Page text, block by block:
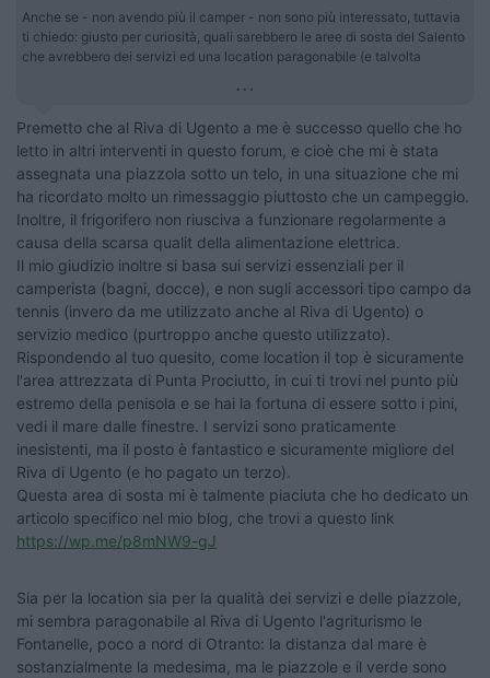
Anche se - non avendo più il camper - non sono più interessato, tuttavia
ti chiedo: giusto per curiosità, quali sarebbero le aree di sosta del Salento
che avrebbero dei servizi ed una location paragonabile (e talvolta
...
Premetto che al Riva di Ugento a me è successo quello che ho
letto in altri interventi in questo forum, e cioè che mi è stata
assegnata una piazzola sotto un telo, in una situazione che mi
ha ricordato molto un rimessaggio piuttosto che un campeggio.
Inoltre, il frigorifero non riusciva a funzionare regolarmente a
causa della scarsa qualit della alimentazione elettrica.
Il mio giudizio inoltre si basa sui servizi essenziali per il
camperista (bagni, docce), e non sugli accessori tipo campo da
tennis (invero da me utilizzato anche al Riva di Ugento) o
servizio medico (purtroppo anche questo utilizzato).
Rispondendo al tuo quesito, come location il top è sicuramente
l'area attrezzata di Punta Prociutto, in cui ti trovi nel punto più
estremo della penisola e se hai la fortuna di essere sotto i pini,
vedi il mare dalle finestre. I servizi sono praticamente
inesistenti, ma il posto è fantastico e sicuramente migliore del
Riva di Ugento (e ho pagato un terzo).
Questa area di sosta mi è talmente piaciuta che ho dedicato un
articolo specifico nel mio blog, che trovi a questo link
https://wp.me/p8mNW9-gJ
Sia per la location sia per la qualità dei servizi e delle piazzole,
mi sembra paragonabile al Riva di Ugento l'agriturismo le
Fontanelle, poco a nord di Otranto: la distanza dal mare è
sostanzialmente la medesima, ma le piazzole e il verde sono